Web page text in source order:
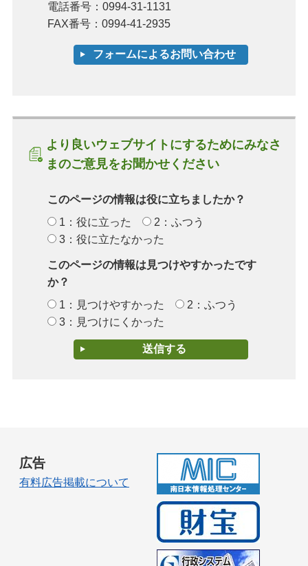
電話番号：0994-31-1131
FAX番号：0994-41-2935
より良いウェブサイトにするためにみなさ
まのご意見をお聞かせください
このページの情報は役に立ちましたか？
1：役に立った
2：ふつう
3：役に立たなかった
このページの情報は見つけやすかったです
か？
1：見つけやすかった
2：ふつう
3：見つけにくかった
広告
有料広告掲載について